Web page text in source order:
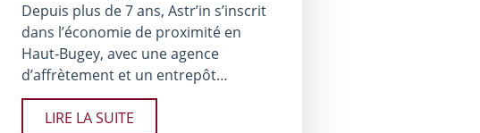
Depuis plus de 7 ans, Astr’in s’inscrit
dans l’économie de proximité en
Haut‑Bugey, avec une agence
d’affrètement et un entrepôt…
LIRE LA SUITE